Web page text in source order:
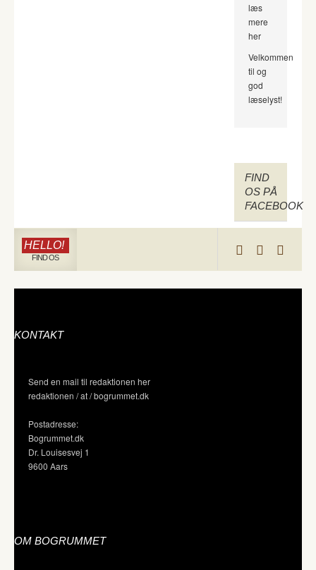
læs
mere
her
Velkommen
til og
god
læselyst!
FIND
OS PÅ
FACEBOOK
HELLO!
FIND OS
KONTAKT
Send en mail til redaktionen her
redaktionen / at / bogrummet.dk
Postadresse:
Bogrummet.dk
Dr. Louisesvej 1
9600 Aars
OM BOGRUMMET